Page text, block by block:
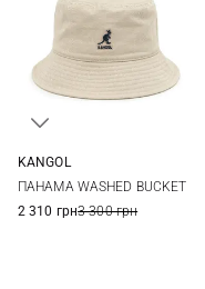
KANGOL
ПАНАМА WASHED BUCKET
2 310 грн3 300 грн